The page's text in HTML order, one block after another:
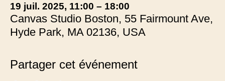
19 juil. 2025, 11:00 – 18:00
Canvas Studio Boston, 55 Fairmount Ave,
Hyde Park, MA 02136, USA
Partager cet événement